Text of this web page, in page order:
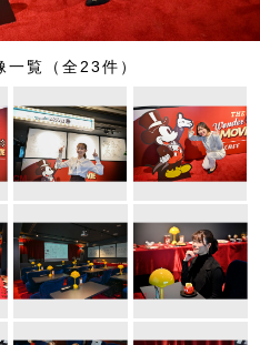
一覧（全23件）